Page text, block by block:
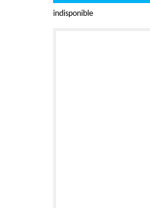
indisponible